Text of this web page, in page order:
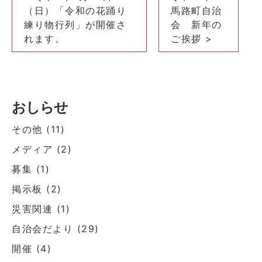
ョ
ン
（日）「令和の花踊り
練り物行列」が開催さ
れます。
馬路町自治
会 新年の
ご挨拶 >
おしらせ
その他 (11)
メディア (2)
募集 (1)
掲示板 (2)
災害関連 (1)
自治会だより
(29)
開催 (4)